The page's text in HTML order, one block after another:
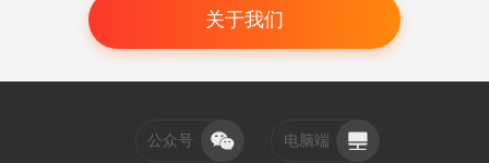
关于我们
公众号 电脑端